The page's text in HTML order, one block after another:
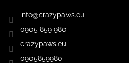
info@crazypaws.eu
0905 859 980
crazypaws.eu
0905859980